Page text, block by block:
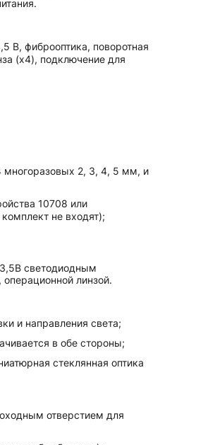
В, фиброоптика, поворотная
(х4), подключение для
многоразовых 2, 3, 4, 5 мм, и
10708 или
не входят);
светодиодным
линзой.
и направления света;
в обе стороны;
стеклянная оптика
отверстием для